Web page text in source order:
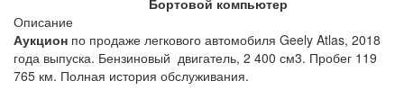
Описание
Аукцион по продаже легкового автомобиля Geely Atlas, 2018
года выпуска. Бензиновый двигатель, 2 400 см3. Пробег 119
765 км. Полная история обслуживания.